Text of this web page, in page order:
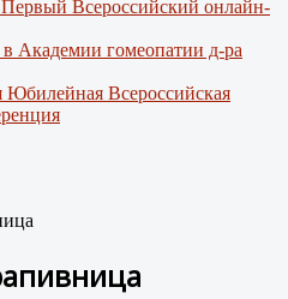
Первый Всероссийский онлайн-
в Академии гомеопатии д-ра
Юбилейная Всероссийская